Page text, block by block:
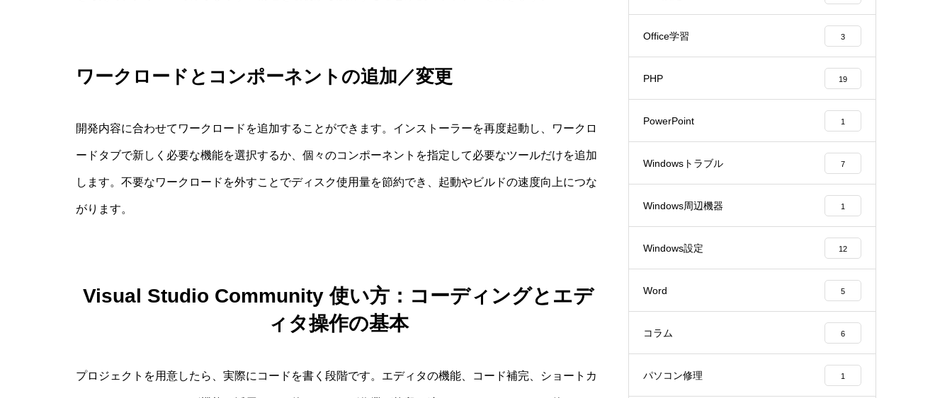
ワークロードとコンポーネントの追加／変更
開発内容に合わせてワークロードを追加することができます。インストーラーを再度起動し、ワークロ
ードタブで新しく必要な機能を選択するか、個々のコンポーネントを指定して必要なツールだけを追加
します。不要なワークロードを外すことでディスク使用量を節約でき、起動やビルドの速度向上につな
がります。
Visual Studio Community 使い方：コーディングとエデ
ィタ操作の基本
プロジェクトを用意したら、実際にコードを書く段階です。エディタの機能、コード補完、ショートカ
Office学習 3
PHP 19
PowerPoint 1
Windowsトラブル 7
Windows周辺機器 1
Windows設定 12
Word 5
コラム 6
パソコン修理 1